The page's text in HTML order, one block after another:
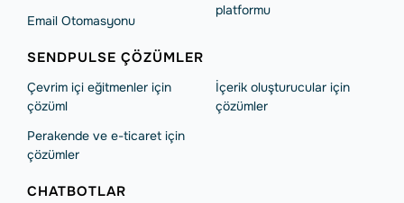
Email Otomasyonu
platformu
SENDPULSE ÇÖZÜMLER
Çevrim içi eğitmenler için
çözüml
Perakende ve e-ticaret için
çözümler
İçerik oluşturucular için
çözümler
CHATBOTLAR